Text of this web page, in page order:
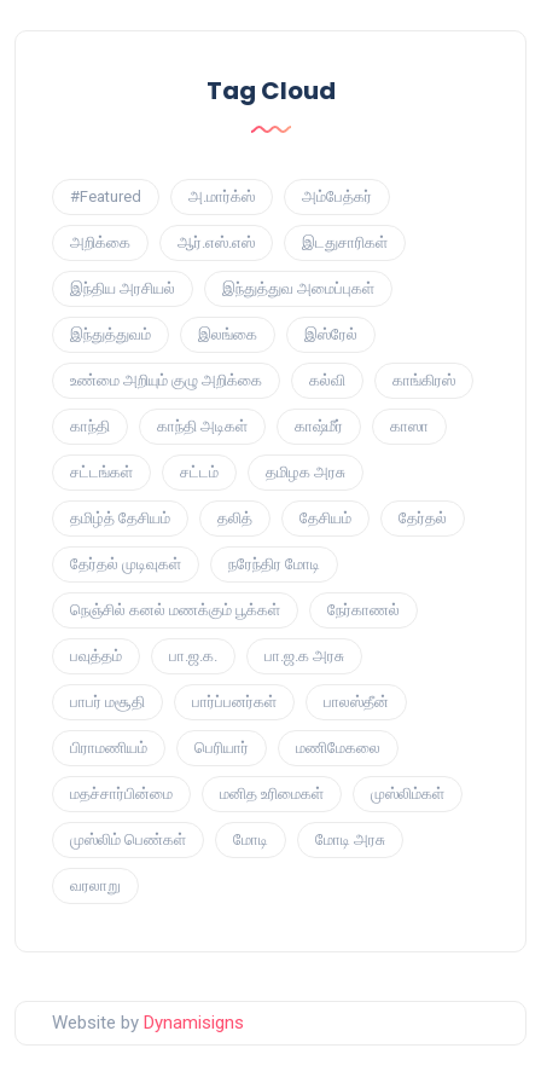
Tag Cloud
#Featured அ.மார்க்ஸ் அம்பேத்கர்
அறிக்கை ஆர்.எஸ்.எஸ் இடதுசாரிகள்
இந்திய அரசியல் இந்துத்துவ அமைப்புகள்
இந்துத்துவம் இலங்கை இஸ்ரேல்
உண்மை அறியும் குழு அறிக்கை கல்வி காங்கிரஸ்
காந்தி காந்தி அடிகள் காஷ்மீர் காஸா
சட்டங்கள் சட்டம் தமிழக அரசு
தமிழ்த் தேசியம் தலித் தேசியம் தேர்தல்
தேர்தல் முடிவுகள் நரேந்திர மோடி
நெஞ்சில் கனல் மணக்கும் பூக்கள் நேர்காணல்
பவுத்தம் பா.ஜ.க. பா.ஜ.க அரசு
பாபர் மசூதி பார்ப்பனர்கள் பாலஸ்தீன்
பிராமணியம் பெரியார் மணிமேகலை
மதச்சார்பின்மை மனித உரிமைகள் முஸ்லிம்கள்
முஸ்லிம் பெண்கள் மோடி மோடி அரசு
வரலாறு
Website by Dynamisigns